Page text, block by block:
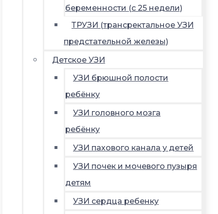
беременности (с 25 недели)
ТРУЗИ (трансректальное УЗИ
предстательной железы)
Детское УЗИ
УЗИ брюшной полости
ребёнку
УЗИ головного мозга
ребёнку
УЗИ пахового канала у детей
УЗИ почек и мочевого пузыря
детям
УЗИ сердца ребенку